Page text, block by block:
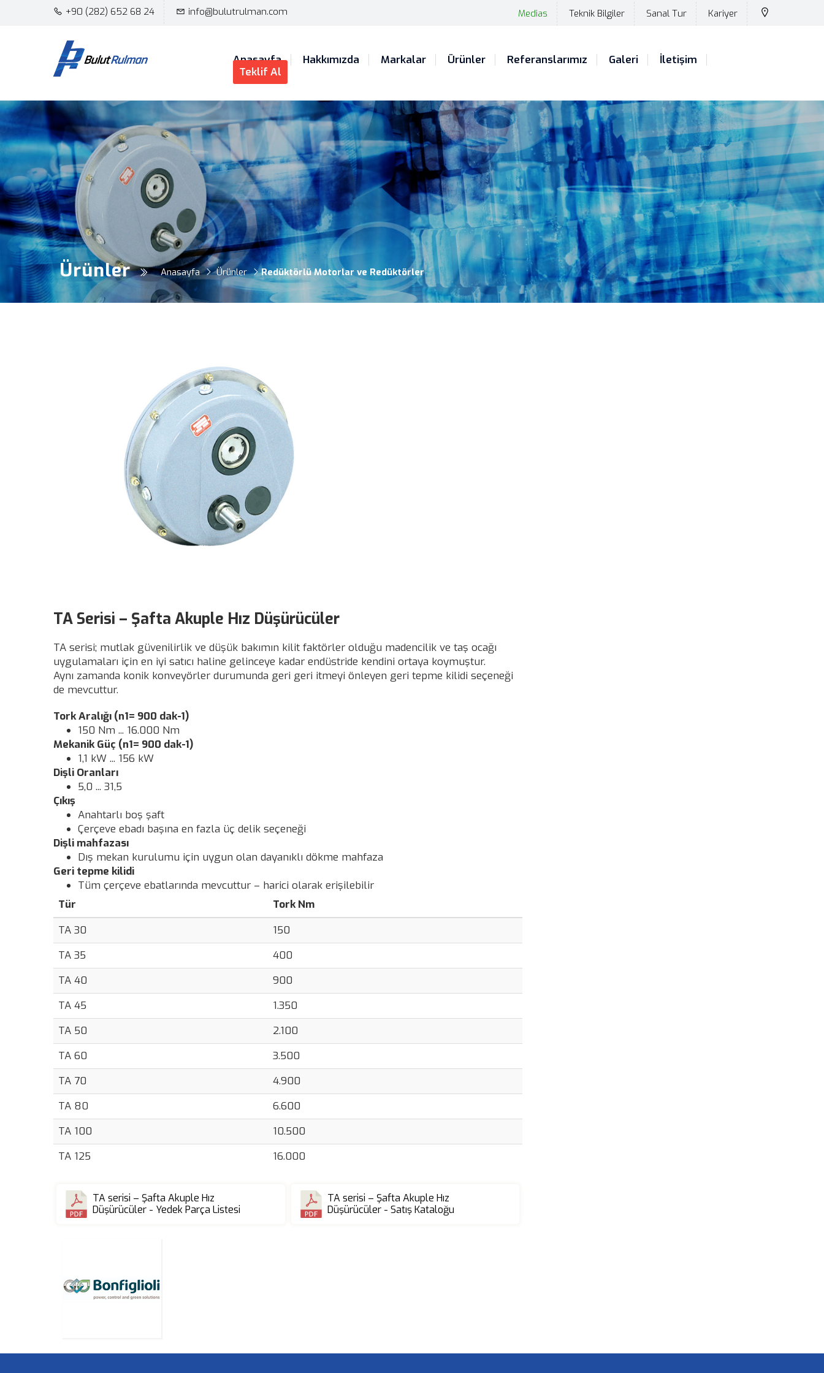
+90 (282) 652 68 24 info@bulutrulman.com Medias Teknik Bilgiler Sanal Tur Kariyer
Anasayfa Hakkımızda Markalar Ürünler Referanslarımız Galeri
İletişim
Teklif Al
Ürünler Anasayfa Ürünler Redüktörlü Motorlar ve Redüktörler
TA Serisi – Şafta Akuple Hız Düşürücüler
TA serisi; mutlak güvenilirlik ve düşük bakımın kilit faktörler olduğu madencilik ve taş ocağı
uygulamaları için en iyi satıcı haline gelinceye kadar endüstride kendini ortaya koymuştur.
Aynı zamanda konik konveyörler durumunda geri geri itmeyi önleyen geri tepme kilidi seçeneği
de mevcuttur.
Tork Aralığı (n1= 900 dak-1)
150 Nm ... 16.000 Nm
Mekanik Güç (n1= 900 dak-1)
1,1 kW ... 156 kW
Dişli Oranları
5,0 ... 31,5
Çıkış
Anahtarlı boş şaft
Çerçeve ebadı başına en fazla üç delik seçeneği
Dişli mahfazası
Dış mekan kurulumu için uygun olan dayanıklı dökme mahfaza
Geri tepme kilidi
Tüm çerçeve ebatlarında mevcuttur – harici olarak erişilebilir
Tür
Tork Nm
TA 30
150
TA 35
400
TA 40
900
TA 45
1.350
TA 50
2.100
TA 60
3.500
TA 70
4.900
TA 80
6.600
TA 100
10.500
TA 125
16.000
TA serisi – Şafta Akuple Hız
Düşürücüler - Yedek Parça Listesi
TA serisi – Şafta Akuple Hız
Düşürücüler - Satış Kataloğu